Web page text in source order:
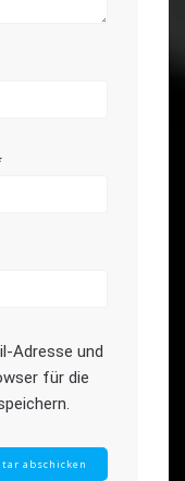
Adresse und
für die